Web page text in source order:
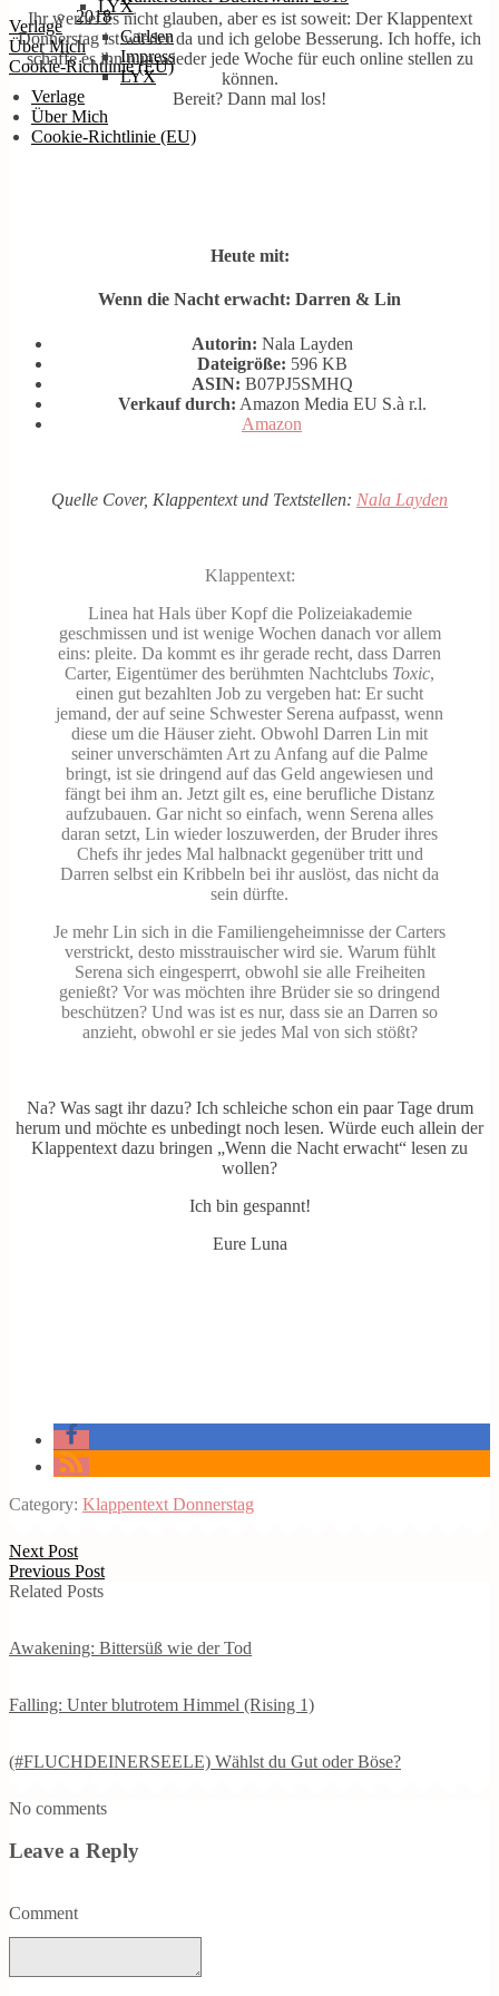
LYX
Verlage
Über Mich
Cookie-Richtlinie (EU)
2018
Carlsen
Impress
LYX
Verlage
Über Mich
Cookie-Richtlinie (EU)
Ihr werdet es nicht glauben, aber es ist soweit: Der Klappentext
Donnerstag ist wieder da und ich gelobe Besserung. Ich hoffe, ich
schaffe es ihn nun wieder jede Woche für euch online stellen zu
können.
Bereit? Dann mal los!
Heute mit:
Wenn die Nacht erwacht: Darren & Lin
Autorin: Nala Layden
Dateigröße: 596 KB
ASIN: B07PJ5SMHQ
Verkauf durch: Amazon Media EU S.à r.l.
Amazon
Quelle Cover, Klappentext und Textstellen: Nala Layden
Klappentext:
Linea hat Hals über Kopf die Polizeiakademie
geschmissen und ist wenige Wochen danach vor allem
eins: pleite. Da kommt es ihr gerade recht, dass Darren
Carter, Eigentümer des berühmten Nachtclubs Toxic,
einen gut bezahlten Job zu vergeben hat: Er sucht
jemand, der auf seine Schwester Serena aufpasst, wenn
diese um die Häuser zieht. Obwohl Darren Lin mit
seiner unverschämten Art zu Anfang auf die Palme
bringt, ist sie dringend auf das Geld angewiesen und
fängt bei ihm an. Jetzt gilt es, eine berufliche Distanz
aufzubauen. Gar nicht so einfach, wenn Serena alles
daran setzt, Lin wieder loszuwerden, der Bruder ihres
Chefs ihr jedes Mal halbnackt gegenüber tritt und
Darren selbst ein Kribbeln bei ihr auslöst, das nicht da
sein dürfte.
Je mehr Lin sich in die Familiengeheimnisse der Carters
verstrickt, desto misstrauischer wird sie. Warum fühlt
Serena sich eingesperrt, obwohl sie alle Freiheiten
genießt? Vor was möchten ihre Brüder sie so dringend
beschützen? Und was ist es nur, dass sie an Darren so
anzieht, obwohl er sie jedes Mal von sich stößt?
Na? Was sagt ihr dazu? Ich schleiche schon ein paar Tage drum
herum und möchte es unbedingt noch lesen. Würde euch allein der
Klappentext dazu bringen „Wenn die Nacht erwacht“ lesen zu
wollen?
Ich bin gespannt!
Eure Luna
Category: Klappentext Donnerstag
Next Post
Previous Post
Related Posts
Awakening: Bittersüß wie der Tod
Falling: Unter blutrotem Himmel (Rising 1)
(#FLUCHDEINERSEELE) Wählst du Gut oder Böse?
No comments
Leave a Reply
Comment